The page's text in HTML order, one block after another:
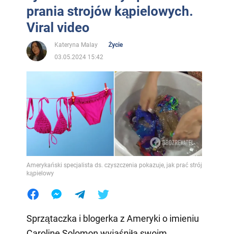
prania strojów kąpielowych.
Viral video
Kateryna Malay
Życie
03.05.2024 15:42
Amerykański specjalista ds. czyszczenia pokazuje, jak prać strój
kąpielowy
Sprzątaczka i blogerka z Ameryki o imieniu